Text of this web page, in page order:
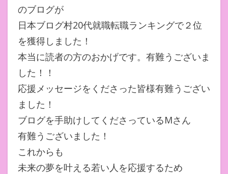
のブログが
日本ブログ村20代就職転職ランキングで２位
を獲得しました！
本当に読者の方のおかげです。有難うございま
した！！
応援メッセージをくださった皆様有難うござい
ました！
ブログを手助けしてくださっているMさん
有難うございました！
これからも
未来の夢を叶える若い人を応援するため